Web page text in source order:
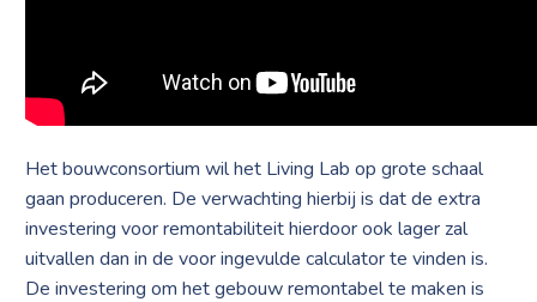
Het bouwconsortium wil het Living Lab op grote schaal
gaan produceren. De verwachting hierbij is dat de extra
investering voor remontabiliteit hierdoor ook lager zal
uitvallen dan in de voor ingevulde calculator te vinden is.
De investering om het gebouw remontabel te maken is